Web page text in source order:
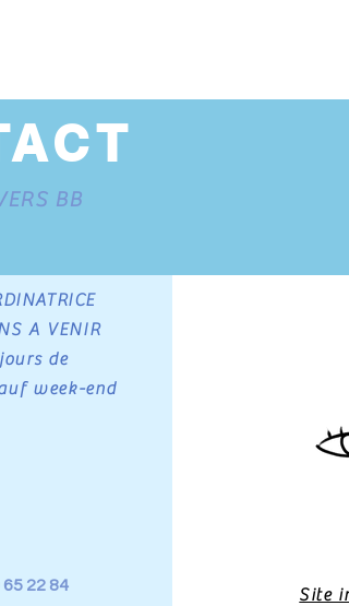
BB
A VENIR
de
week-end
65 22 84
Site